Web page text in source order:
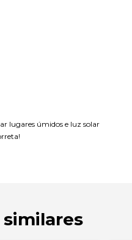
lugares úmidos e luz solar